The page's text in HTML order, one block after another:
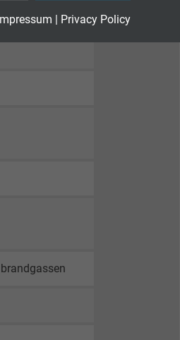
| Privacy Policy